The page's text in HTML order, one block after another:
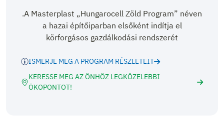
.A Masterplast „Hungarocell Zöld Program” néven
a hazai építőiparban elsőként indítja el
körforgásos gazdálkodási rendszerét
ISMERJE MEG A PROGRAM RÉSZLETEIT
KERESSE MEG AZ ÖNHÖZ LEGKÖZELEBBI
ÖKOPONTOT!